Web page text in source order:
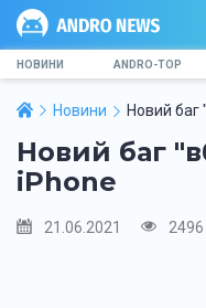
НОВИНИ ANDRO-TOP
Новини Новий баг
Новий баг
iPhone
21.06.2021 2496